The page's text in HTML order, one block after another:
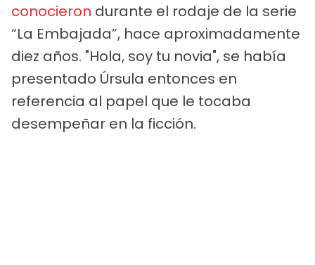
conocieron durante el rodaje de la serie
“La Embajada”, hace aproximadamente
diez años. "Hola, soy tu novia", se había
presentado Úrsula entonces en
referencia al papel que le tocaba
desempeñar en la ficción.